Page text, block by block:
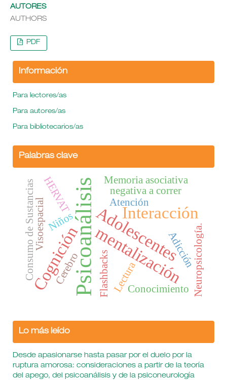
AUTORES
AUTHORS
PDF
Información
Para lectores/as
Para autores/as
Para bibliotecarios/as
Palabras clave
Psicoanálisis Interacción
Adolescentes
mentalización
Cognición
Atención
negativa a correr
Niños
Adicción
Lectura
Memoria asociativa
Neuropsicología.
Conocimiento
HERVAT
Consumo de Sustancias Flashbacks
Visoespacial
Cerebro
Lo más leído
Desde apasionarse hasta pasar por el duelo por la
ruptura amorosa: consideraciones a partir de la teoría
del apego, del psicoanálisis y de la psiconeurología